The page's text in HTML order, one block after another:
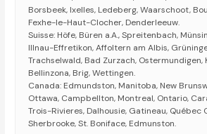
Borsbeek, Ixelles, Ledeberg, Waarschoot,
Fexhe-le-Haut-Clocher, Denderleeuw.
Suisse: Höfe, Büren a.A., Spreitenbach,
Illnau-Effretikon, Affoltern am Albis,
Trachselwald, Bad Zurzach, Ostermundigen,
Bellinzona, Brig, Wettingen.
Canada: Edmundston, Manitoba, New
Ottawa, Campbellton, Montreal, Ontario,
Trois-Rivieres, Dalhousie, Gatineau, Québec
Sherbrooke, St. Boniface, Edmunston.